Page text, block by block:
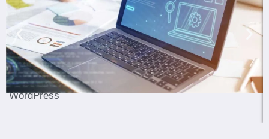
WordPress
Ver Curso